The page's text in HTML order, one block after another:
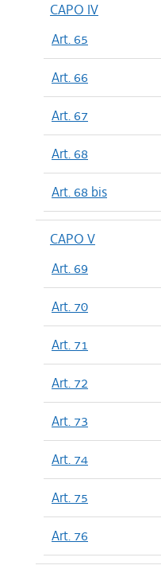
CAPO IV
Art. 65
Art. 66
Art. 67
Art. 68
Art. 68 bis
CAPO V
Art. 69
Art. 70
Art. 71
Art. 72
Art. 73
Art. 74
Art. 75
Art. 76